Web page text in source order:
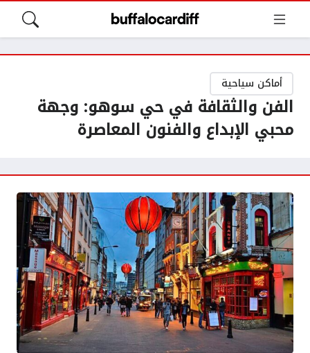
أماكن سياحية
الفن والثقافة في حي سوهو: وجهة
محبي الإبداع والفنون المعاصرة